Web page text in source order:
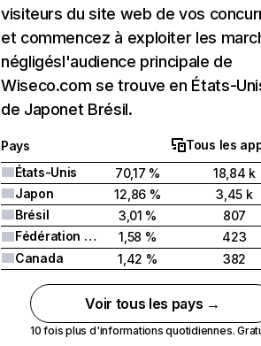
visiteurs du site web de vos
et commencez à exploiter les
négligésl'audience principale de
Wiseco.com se trouve en États-
de Japonet Brésil.
Pays
Tous les
États-Unis
70,17 %
18,84 k
Japon
12,86 %
3,45 k
Brésil
3,01 %
807
Fédération de Russie
1,58 %
423
Canada
1,42 % 382
Voir tous les pays →
10 fois plus d'informations quotidiennes.